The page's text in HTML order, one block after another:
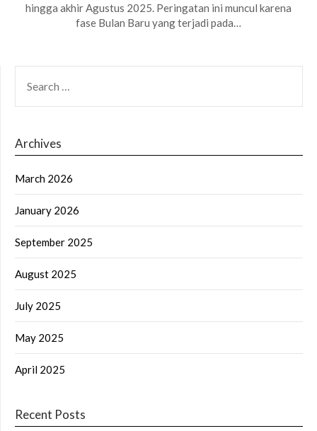
hingga akhir Agustus 2025. Peringatan ini muncul karena
fase Bulan Baru yang terjadi pada…
FOR:
Archives
March 2026
January 2026
September 2025
August 2025
July 2025
May 2025
April 2025
Recent Posts